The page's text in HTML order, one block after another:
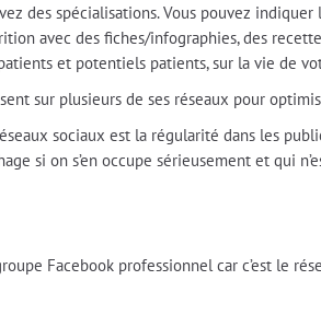
des spécialisations. Vous pouvez
avec des fiches/infographies, des
et potentiels patients, sur la vie de
sur plusieurs de ses réseaux pour
sociaux est la régularité dans les
si on s’en occupe sérieusement et qui
Facebook professionnel car c’est le